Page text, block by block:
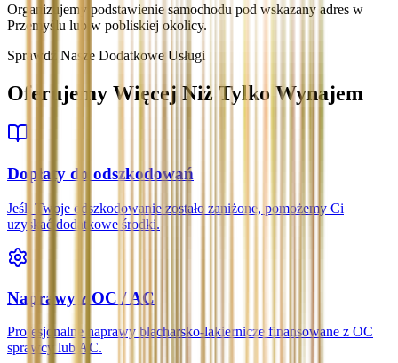
Organizujemy podstawienie samochodu pod wskazany adres w
Przemyślu lub w pobliskiej okolicy.
Sprawdź Nasze Dodatkowe Usługi
Oferujemy Więcej Niż Tylko Wynajem
Dopłaty do odszkodowań
Jeśli Twoje odszkodowanie zostało zaniżone, pomożemy Ci
uzyskać dodatkowe środki.
Naprawy z OC / AC
Profesjonalne naprawy blacharsko-lakiernicze finansowane z OC
sprawcy lub AC.